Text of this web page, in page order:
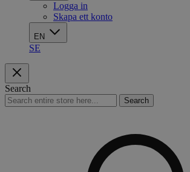
Logga in
Skapa ett konto
EN
SE
Search
Search